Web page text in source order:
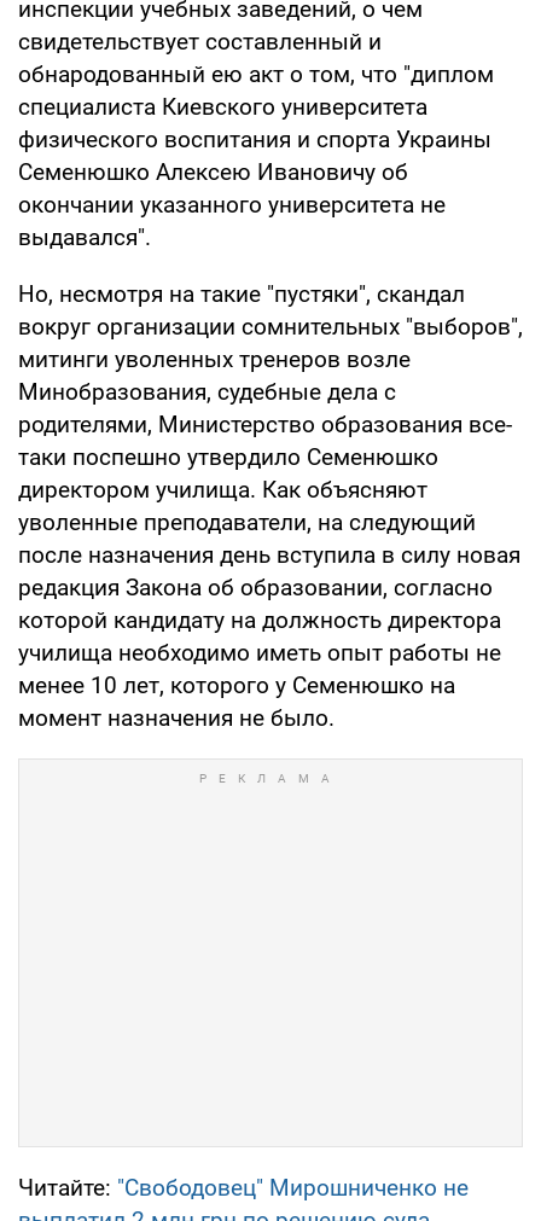
инспекции учебных заведений, о чем
свидетельствует составленный и
обнародованный ею акт о том, что "диплом
специалиста Киевского университета
физического воспитания и спорта Украины
Семенюшко Алексею Ивановичу об
окончании указанного университета не
выдавался".
Но, несмотря на такие "пустяки", скандал
вокруг организации сомнительных "выборов",
митинги уволенных тренеров возле
Минобразования, судебные дела с
родителями, Министерство образования все-
таки поспешно утвердило Семенюшко
директором училища. Как объясняют
уволенные преподаватели, на следующий
после назначения день вступила в силу новая
редакция Закона об образовании, согласно
которой кандидату на должность директора
училища необходимо иметь опыт работы не
менее 10 лет, которого у Семенюшко на
момент назначения не было.
Читайте: "Свободовец" Мирошниченко не